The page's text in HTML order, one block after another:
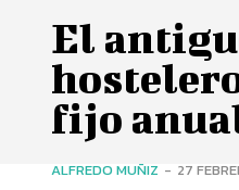
El
fijo
ALFREDO MUÑIZ - 27